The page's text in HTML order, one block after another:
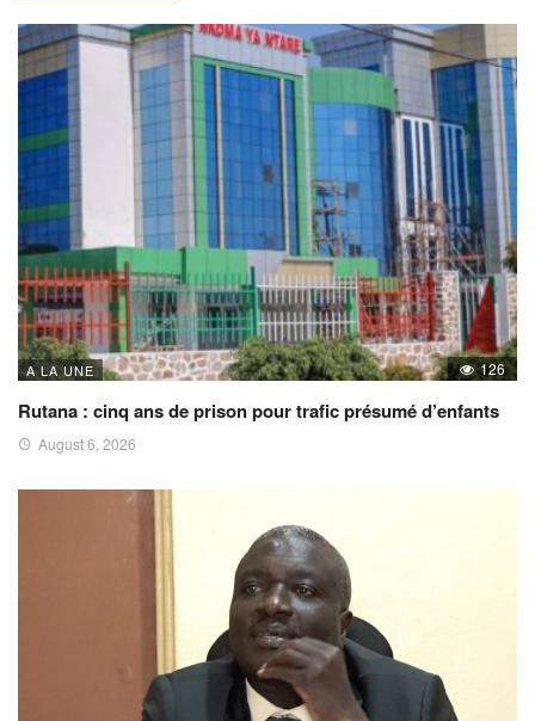
A LA UNE 126
Rutana : cinq ans de prison pour trafic présumé d’enfants
August 6, 2026